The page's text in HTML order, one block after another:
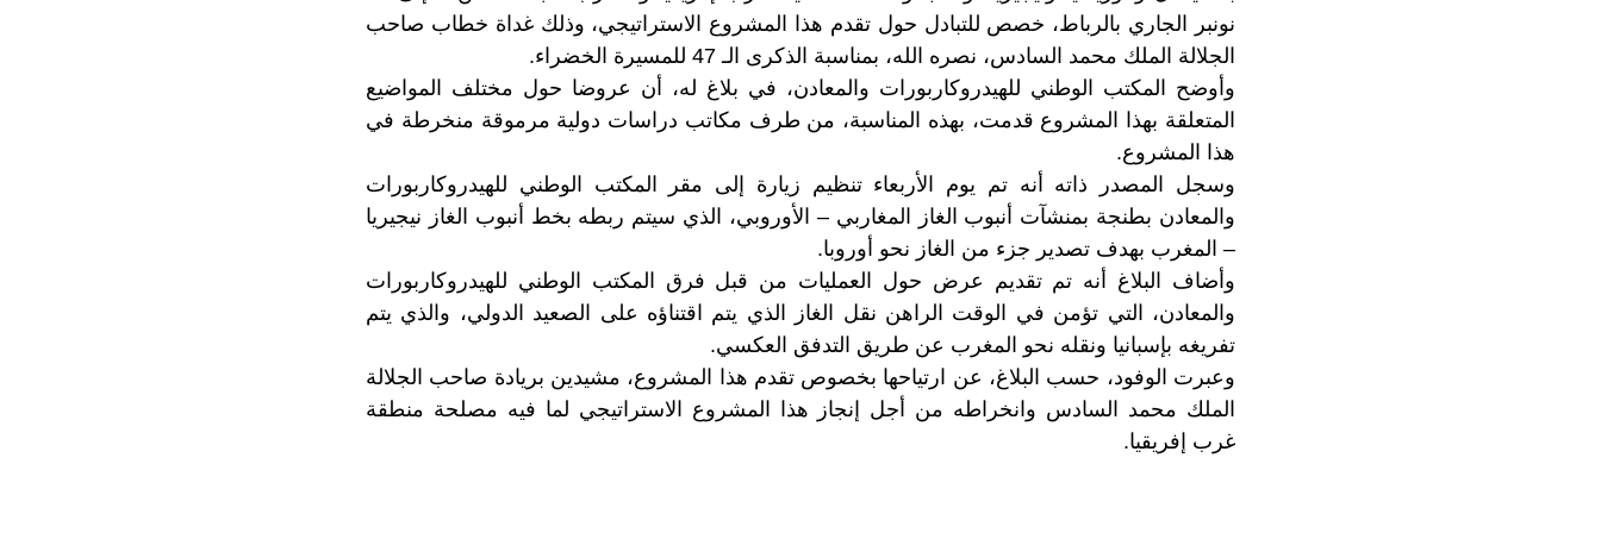
نونبر الجاري بالرباط، خصص للتبادل حول تقدم هذا المشروع الاستراتيجي، وذلك غداة خطاب صاحب
الجلالة الملك محمد السادس، نصره الله، بمناسبة الذكرى الـ 47 للمسيرة الخضراء.
وأوضح المكتب الوطني للهيدروكاربورات والمعادن، في بلاغ له، أن عروضا حول مختلف المواضيع
المتعلقة بهذا المشروع قدمت، بهذه المناسبة، من طرف مكاتب دراسات دولية مرموقة منخرطة في
هذا المشروع.
وسجل المصدر ذاته أنه تم يوم الأربعاء تنظيم زيارة إلى مقر المكتب الوطني للهيدروكاربورات
والمعادن بطنجة بمنشآت أنبوب الغاز المغاربي – الأوروبي، الذي سيتم ربطه بخط أنبوب الغاز نيجيريا
– المغرب بهدف تصدير جزء من الغاز نحو أوروبا.
وأضاف البلاغ أنه تم تقديم عرض حول العمليات من قبل فرق المكتب الوطني للهيدروكاربورات
والمعادن، التي تؤمن في الوقت الراهن نقل الغاز الذي يتم اقتناؤه على الصعيد الدولي، والذي يتم
تفريغه بإسبانيا ونقله نحو المغرب عن طريق التدفق العكسي.
وعبرت الوفود، حسب البلاغ، عن ارتياحها بخصوص تقدم هذا المشروع، مشيدين بريادة صاحب الجلالة
الملك محمد السادس وانخراطه من أجل إنجاز هذا المشروع الاستراتيجي لما فيه مصلحة منطقة
غرب إفريقيا.